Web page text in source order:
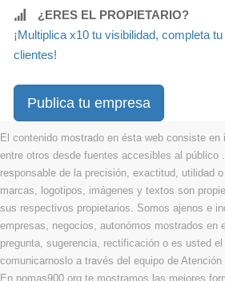
¿ERES EL PROPIETARIO?
¡Multiplica x10 tu visibilidad, completa
clientes!
Publica tu empresa
El contenido mostrado en ésta web consiste en
entre otros desde fuentes accesibles al público
responsable de la precisión, exactitud, utilidad
marcas, logotipos, imágenes y textos son
sus respectivos propietarios. Somos ajenos e
empresas, negocios, autonómos mostrados en
pregunta, sugerencia, rectificación o es usted
comunicarnoslo a través del equipo de Atención
En nomas900.org te mostramos las mejores